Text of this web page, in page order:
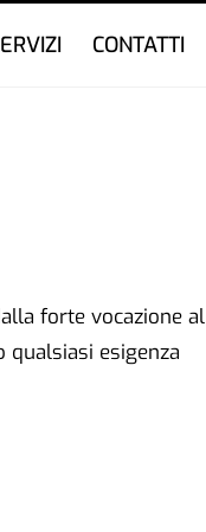
CONTATTI
forte vocazione al
qualsiasi esigenza